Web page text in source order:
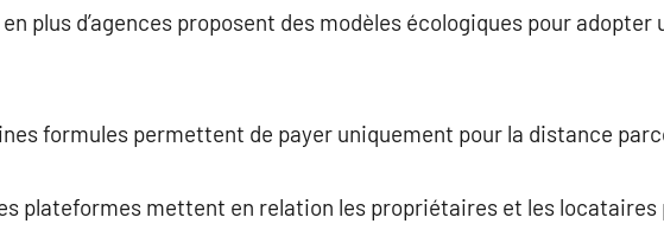
plus d’agences proposent des modèles écologiques pour adopter
formules permettent de payer uniquement pour la distance
plateformes mettent en relation les propriétaires et les locataires